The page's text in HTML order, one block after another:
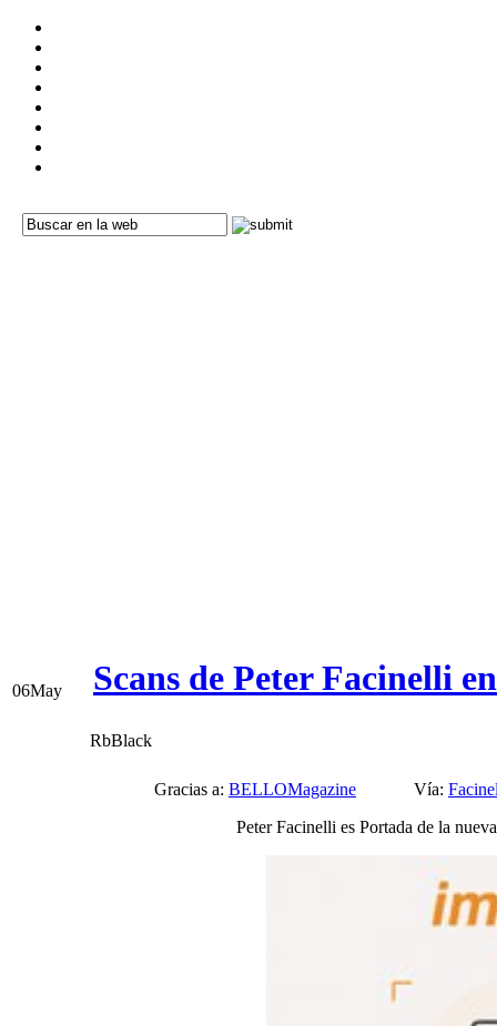
06May Scans de Peter Facinelli
RbBlack
Gracias a: BELLOMagazine Vía:
Peter Facinelli es Portada de la